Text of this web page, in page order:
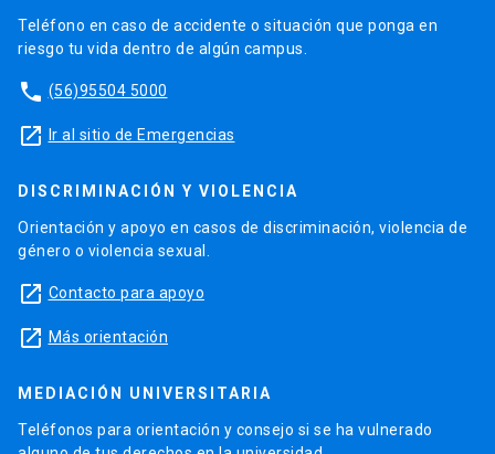
Teléfono en caso de accidente o situación que ponga en
riesgo tu vida dentro de algún campus.
phone (56)95504 5000
launch Ir al sitio de Emergencias
DISCRIMINACIÓN Y VIOLENCIA
Orientación y apoyo en casos de discriminación, violencia de
género o violencia sexual.
launch Contacto para apoyo
launch Más orientación
MEDIACIÓN UNIVERSITARIA
Teléfonos para orientación y consejo si se ha vulnerado